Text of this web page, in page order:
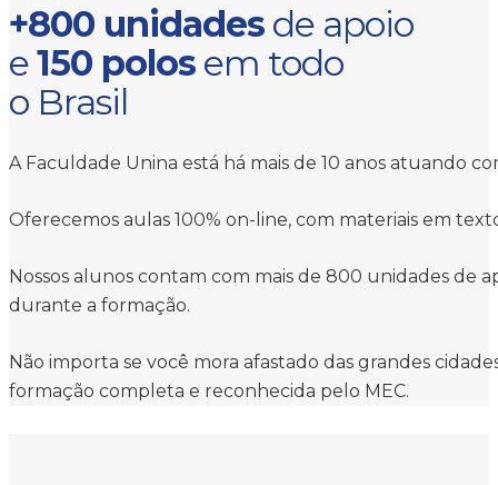
+800 unidades de apoio
e150 polos em todo
o Brasil
A Faculdade Unina está há mais de 10 anos atuando
Oferecemos aulas 100% on-line, com materiais em
Nossos alunos contam com mais de 800 unidades de
durante a formação.
Não importa se você mora afastado das grandes
formação completa e reconhecida pelo MEC.